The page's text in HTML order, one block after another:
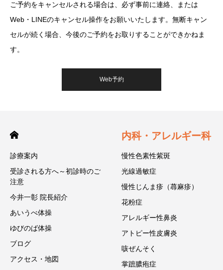
ご予約をキャンセルされる場合は、必ず事前に連絡、または
Web・LINEのキャンセル操作をお願いいたします。無断キャン
セルが続く場合、今後のご予約をお取りすることができかねま
す。
Web予約
診療案内
受診される方へ～初診時のご
注意
今井一彰 院長紹介
あいうべ体操
ゆびのば体操
ブログ
アクセス・地図
内科・アレルギー科
慢性色素性紫斑
光線過敏症
慢性じんま疹（蕁麻疹）
花粉症
アレルギー性鼻炎
アトピー性皮膚炎
咳ぜんそく
掌蹠膿疱症